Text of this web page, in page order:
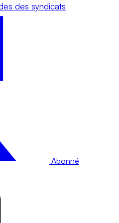
des syndicats
Abonné